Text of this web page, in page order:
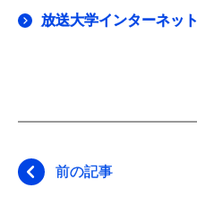
放送大学インターネッ
前の記事